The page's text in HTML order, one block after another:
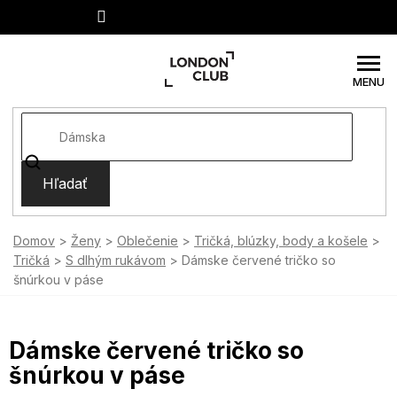
Hľadať
Domov Ženy Oblečenie
Tričká, blúzky, body a košele
Tričká
S dlhým rukávom
Dámske červené tričko so
šnúrkou v páse
Dámske červené tričko so
šnúrkou v páse